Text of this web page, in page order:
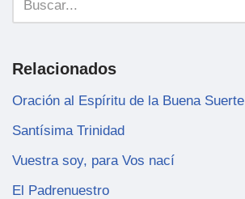
Relacionados
Oración al Espíritu de la Buena Suerte
Santísima Trinidad
Vuestra soy, para Vos nací
El Padrenuestro